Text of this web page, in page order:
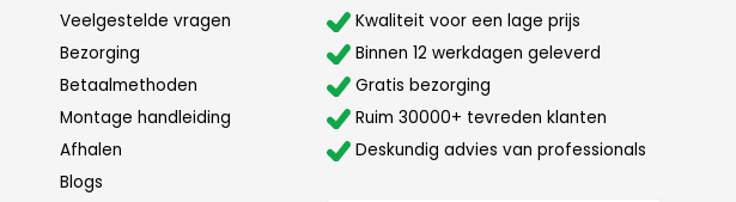
Veelgestelde vragen
Bezorging
Betaalmethoden
Montage handleiding
Afhalen
Blogs
Kwaliteit voor een lage prijs
Binnen 12 werkdagen geleverd
Gratis bezorging
Ruim 30000+ tevreden klanten
Deskundig advies van professionals